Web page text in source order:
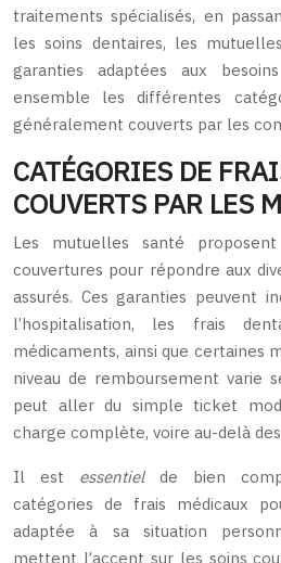
traitements spécialisés, en
les soins dentaires, les
garanties adaptées aux
ensemble les différentes
généralement couverts par les
CATÉGORIES DE
COUVERTS PAR LES
Les mutuelles santé
couvertures pour répondre aux
assurés. Ces garanties peuvent
l’hospitalisation, les frais
médicaments, ainsi que certaines
niveau de remboursement varie
peut aller du simple ticket
charge complète, voire au-delà
Il est essentiel de bien
catégories de frais médicaux
adaptée à sa situation
mettent l’accent sur les soins